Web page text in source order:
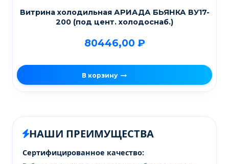
Витрина холодильная АРИАДА БЬЯНКА ВУ17-
200 (под цент. холодоснаб.)
80446,00 ₽
В корзину
НАШИ ПРЕИМУЩЕСТВА
Сертифицированное качество: